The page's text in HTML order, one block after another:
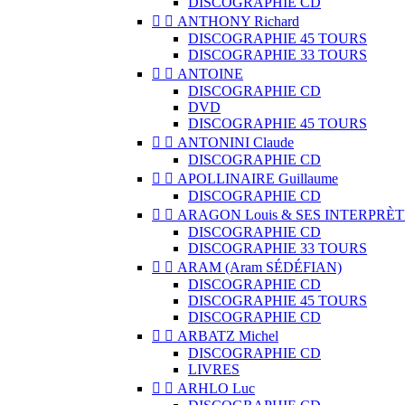
  ANTHONY Richard
DISCOGRAPHIE 45 TOURS
DISCOGRAPHIE 33 TOURS
  ANTOINE
DISCOGRAPHIE CD
DVD
DISCOGRAPHIE 45 TOURS
  ANTONINI Claude
DISCOGRAPHIE CD
  APOLLINAIRE Guillaume
DISCOGRAPHIE CD
  ARAGON Louis & SES
DISCOGRAPHIE CD
DISCOGRAPHIE 33 TOURS
  ARAM (Aram SÉDÉFIAN)
DISCOGRAPHIE CD
DISCOGRAPHIE 45 TOURS
DISCOGRAPHIE CD
  ARBATZ Michel
DISCOGRAPHIE CD
LIVRES
  ARHLO Luc